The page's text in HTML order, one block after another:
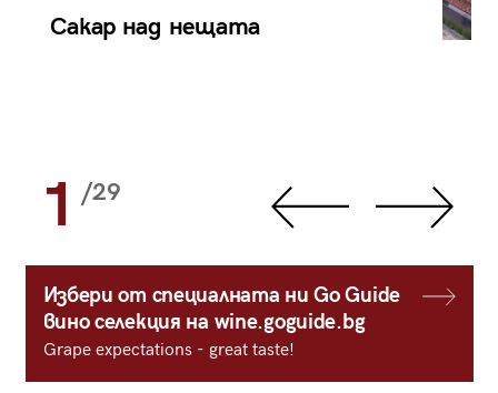
Сакар над нещата
1 /29
Избери от специалната ни Go Guide
вино селекция на wine.goguide.bg
Grape expectations - great taste!